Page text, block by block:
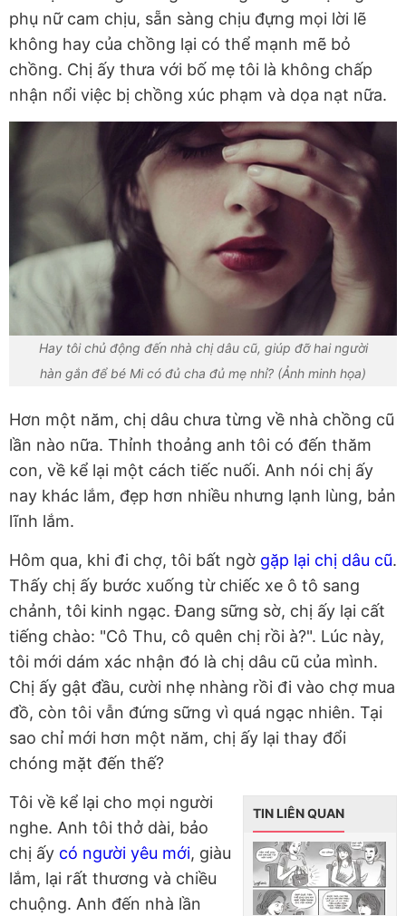
phụ nữ cam chịu, sẵn sàng chịu đựng mọi lời lẽ
không hay của chồng lại có thể mạnh mẽ bỏ
chồng. Chị ấy thưa với bố mẹ tôi là không chấp
nhận nổi việc bị chồng xúc phạm và dọa nạt nữa.
Hay tôi chủ động đến nhà chị dâu cũ, giúp đỡ hai người
hàn gắn để bé Mi có đủ cha đủ mẹ nhỉ? (Ảnh minh họa)
Hơn một năm, chị dâu chưa từng về nhà chồng cũ
lần nào nữa. Thỉnh thoảng anh tôi có đến thăm
con, về kể lại một cách tiếc nuối. Anh nói chị ấy
nay khác lắm, đẹp hơn nhiều nhưng lạnh lùng, bản
lĩnh lắm.
Hôm qua, khi đi chợ, tôi bất ngờ gặp lại chị dâu cũ.
Thấy chị ấy bước xuống từ chiếc xe ô tô sang
chảnh, tôi kinh ngạc. Đang sững sờ, chị ấy lại cất
tiếng chào: "Cô Thu, cô quên chị rồi à?". Lúc này,
tôi mới dám xác nhận đó là chị dâu cũ của mình.
Chị ấy gật đầu, cười nhẹ nhàng rồi đi vào chợ mua
đồ, còn tôi vẫn đứng sững vì quá ngạc nhiên. Tại
sao chỉ mới hơn một năm, chị ấy lại thay đổi
chóng mặt đến thế?
TIN LIÊN QUAN
Tôi về kể lại cho mọi người
nghe. Anh tôi thở dài, bảo
chị ấy có người yêu mới, giàu
lắm, lại rất thương và chiều
chuộng. Anh đến nhà lần